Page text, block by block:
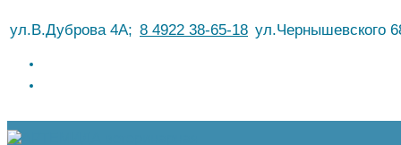
кул.В.Дуброва 4А; 8 4922 38-65-18 ул.Чернышевского